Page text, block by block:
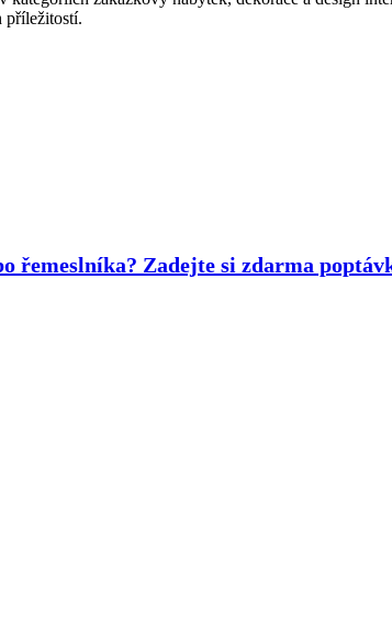
příležitostí.
řemeslníka? Zadejte si zdarma